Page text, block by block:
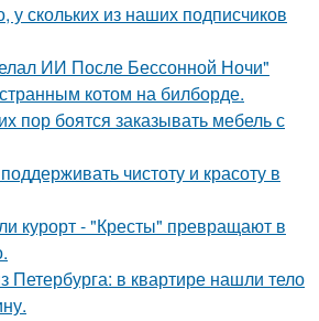
у скольких из наших подписчиков
ИИ После Бессонной Ночи"
котом на билборде.
пор боятся заказывать мебель с
чистоту и красоту в
курорт - "Кресты" превращают в
Петербурга: в квартире нашли тело